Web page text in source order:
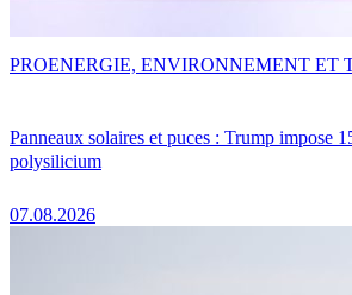
Panneaux solaires et puces : Trump impose
polysilicium
07.08.2026
PROENERGIE, ENVIRONNEMENT ET